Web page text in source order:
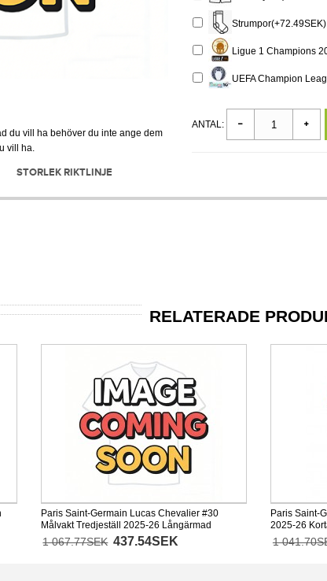
du vill ha behöver du inte ange dem
vill ha.
Strumpor(+72.49SEK)
Ligue 1 Champions
UEFA Champion
ANTAL:
STORLEK RIKTLINJE
RELATERADE
Paris Saint-Germain Lucas Chevalier #30
Målvakt Tredjeställ 2025-26 Långärmad
1 067.77SEK 437.54SEK
Paris Saint-
2025-26
1